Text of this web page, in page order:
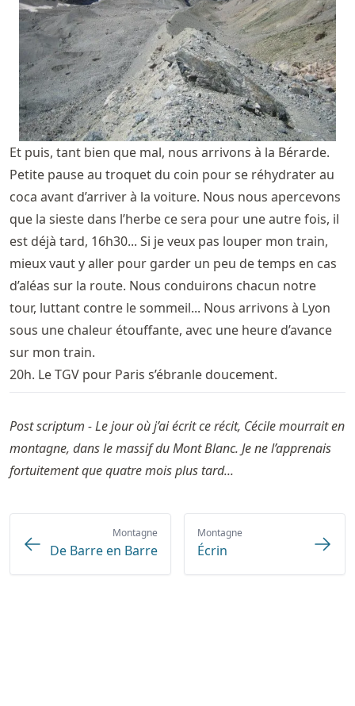
Et puis, tant bien que mal, nous arrivons à la Bérarde.
Petite pause au troquet du coin pour se réhydrater au
coca avant d’arriver à la voiture. Nous nous apercevons
que la sieste dans l’herbe ce sera pour une autre fois, il
est déjà tard, 16h30... Si je veux pas louper mon train,
mieux vaut y aller pour garder un peu de temps en cas
d’aléas sur la route. Nous conduirons chacun notre
tour, luttant contre le sommeil... Nous arrivons à Lyon
sous une chaleur étouffante, avec une heure d’avance
sur mon train.
20h. Le TGV pour Paris s’ébranle doucement.
Post scriptum - Le jour où j’ai écrit ce récit, Cécile mourrait en
montagne, dans le massif du Mont Blanc. Je ne l’apprenais
fortuitement que quatre mois plus tard...
Montagne
De Barre en Barre
Montagne
Écrin